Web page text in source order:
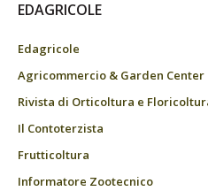
EDAGRICOLE
Edagricole
Agricommercio & Garden Center
Rivista di Orticoltura e
Il Contoterzista
Frutticoltura
Informatore Zootecnico